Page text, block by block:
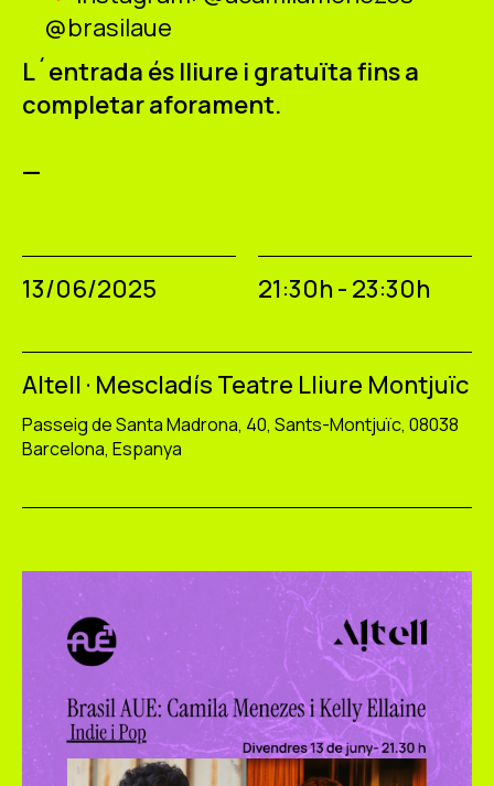
@brasilaue
L´entrada és lliure i gratuïta fins a
completar aforament.
—
13/06/2025 21:30h - 23:30h
Altell · Mescladís Teatre Lliure Montjuïc
Passeig de Santa Madrona, 40, Sants-Montjuïc, 08038
Barcelona, Espanya